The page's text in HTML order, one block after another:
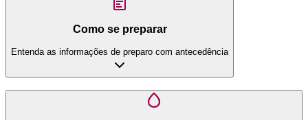
Como se preparar
Entenda as informações de preparo com antecedência